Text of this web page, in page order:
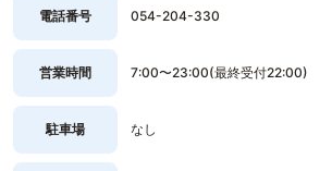
電話番号 054-204-330
営業時間 7:00〜23:00(最終受付22:00)
駐車場 なし